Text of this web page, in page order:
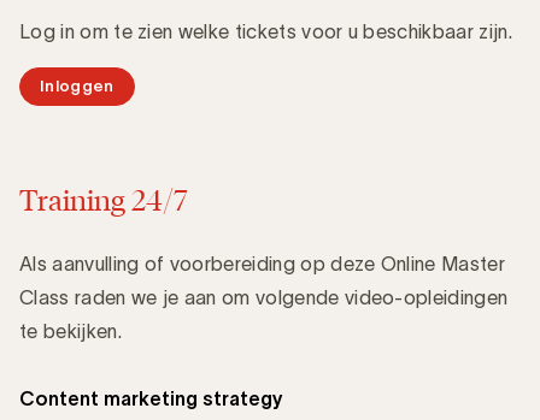
Log in om te zien welke tickets voor u beschikbaar zijn.
Inloggen
Training 24/7
Als aanvulling of voorbereiding op deze Online Master
Class raden we je aan om volgende video-opleidingen
te bekijken.
Content marketing strategy